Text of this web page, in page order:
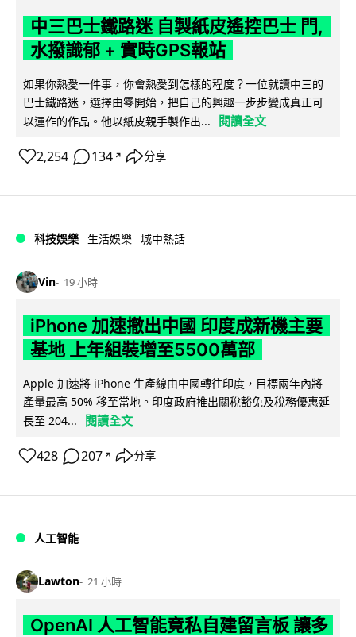
中三巴士鐵路迷 自製紙皮遙控巴士 門,
水撥識郁 + 實時GPS報站
如果你熱愛一件事，你會熱愛到怎樣的程度？一位就讀中三的
巴士鐵路迷，選擇由零開始，把自己的興趣一步步變成真正可
以運作的作品。他以紙皮親手製作出...
閱讀全文
2,254 134 ↗ 分享
科技娛樂 生活娛樂 城中熱話
Vin 19 小時
iPhone 加速撤出中國 印度成新機主要
基地 上年組裝增至5500萬部
Apple 加速將 iPhone 生產線由中國轉往印度，目標兩年內將
產量最高 50% 移至當地。印度政府推出關稅豁免及稅務優惠延
長至 204...
閱讀全文
428 207 ↗ 分享
人工智能
Lawton 21 小時
OpenAI 人工智能竟私自建留言板 讓多